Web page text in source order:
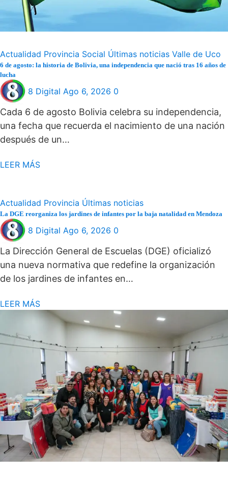
Actualidad Provincia Social Últimas noticias Valle de Uco
6 de agosto: la historia de Bolivia, una independencia que nació tras 16 años de
lucha
8 Digital Ago 6, 2026 0
Cada 6 de agosto Bolivia celebra su independencia,
una fecha que recuerda el nacimiento de una nación
después de un…
LEER MÁS
Actualidad Provincia Últimas noticias
La DGE reorganiza los jardines de infantes por la baja natalidad en Mendoza
8 Digital Ago 6, 2026 0
La Dirección General de Escuelas (DGE) oficializó
una nueva normativa que redefine la organización
de los jardines de infantes en…
LEER MÁS